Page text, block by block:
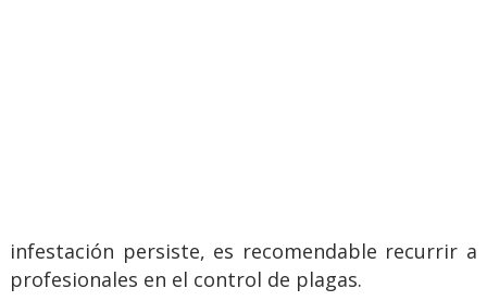
infestación persiste, es recomendable recurrir a
profesionales en el control de plagas.